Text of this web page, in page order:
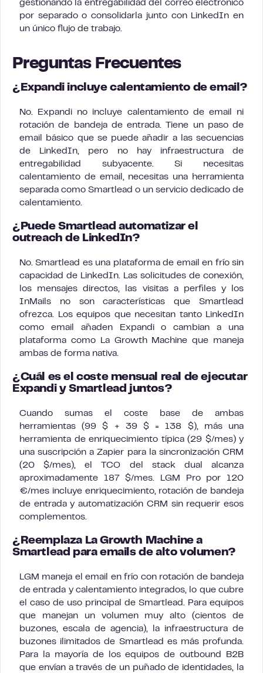
gestionando la entregabilidad del correo electrónico
por separado o consolidarla junto con LinkedIn en
un único flujo de trabajo.
Preguntas Frecuentes
¿Expandi incluye calentamiento de email?
No. Expandi no incluye calentamiento de email ni
rotación de bandeja de entrada. Tiene un paso de
email básico que se puede añadir a las secuencias
de LinkedIn, pero no hay infraestructura de
entregabilidad subyacente. Si necesitas
calentamiento de email, necesitas una herramienta
separada como Smartlead o un servicio dedicado de
calentamiento.
¿Puede Smartlead automatizar el
outreach de LinkedIn?
No. Smartlead es una plataforma de email en frío sin
capacidad de LinkedIn. Las solicitudes de conexión,
los mensajes directos, las visitas a perfiles y los
InMails no son características que Smartlead
ofrezca. Los equipos que necesitan tanto LinkedIn
como email añaden Expandi o cambian a una
plataforma como La Growth Machine que maneja
ambas de forma nativa.
¿Cuál es el coste mensual real de ejecutar
Expandi y Smartlead juntos?
Cuando sumas el coste base de ambas
herramientas (99 $ + 39 $ = 138 $), más una
herramienta de enriquecimiento típica (29 $/mes) y
una suscripción a Zapier para la sincronización CRM
(20 $/mes), el TCO del stack dual alcanza
aproximadamente 187 $/mes. LGM Pro por 120
€/mes incluye enriquecimiento, rotación de bandeja
de entrada y automatización CRM sin requerir esos
complementos.
¿Reemplaza La Growth Machine a
Smartlead para emails de alto volumen?
LGM maneja el email en frío con rotación de bandeja
de entrada y calentamiento integrados, lo que cubre
el caso de uso principal de Smartlead. Para equipos
que manejan un volumen muy alto (cientos de
buzones, escala de agencia), la infraestructura de
buzones ilimitados de Smartlead es más profunda.
Para la mayoría de los equipos de outbound B2B
que envían a través de un puñado de identidades, la